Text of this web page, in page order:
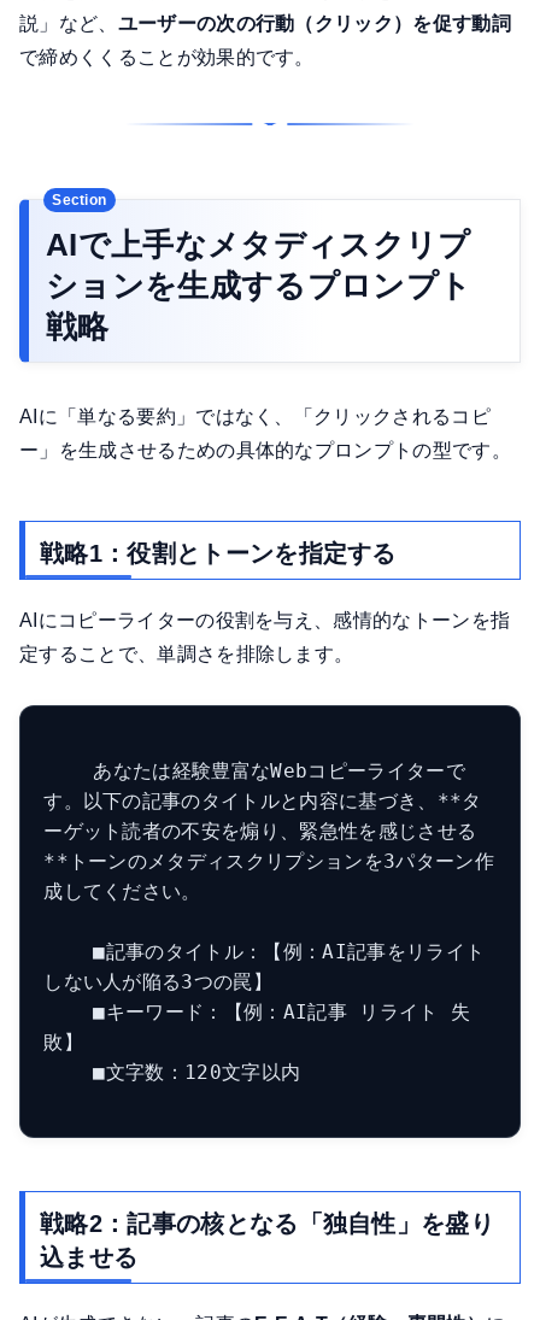
説」など、 ユーザーの次の行動（クリック）を促す動詞
で締めくくることが効果的です。
AIで上手なメタディスクリプ
ションを生成するプロンプト
戦略
AIに「単なる要約」ではなく、「クリックされるコピ
ー」を生成させるための具体的なプロンプトの型です。
戦略1：役割とトーンを指定する
AIにコピーライターの役割を与え、感情的なトーンを指
定することで、単調さを排除します。
す。以下の記事のタイトルと内容に基づき、**タ
ーゲット読者の不安を煽り、緊急性を感じさせる
**トーンのメタディスクリプションを3パターン作
成してください。
    ■記事のタイトル：【例：AI記事をリライト
しない人が陥る3つの罠】
    ■キーワード：【例：AI記事 リライト 失
敗】
    ■文字数：120文字以内
戦略2：記事の核となる「独自性」を盛り
込ませる